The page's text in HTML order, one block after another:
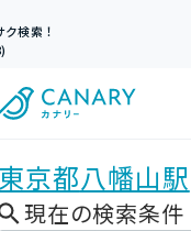
検索！
東京都八幡山駅
現在の検索条件